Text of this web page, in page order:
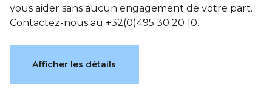
vous aider sans aucun engagement de votre part.
Contactez-nous au +32(0)495 30 20 10.
Caractéristiques
Afficher les détails